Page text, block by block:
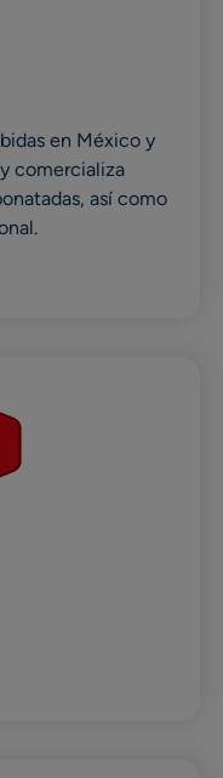
en México y
comercializa
así como